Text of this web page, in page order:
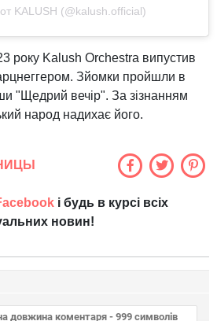
KALUSH (@kalush.official)
року Kalush Orchestra випустив
Зйомки пройшли в
"Щедрий вечір". За зізнанням
народ надихає його.
і будь в курсі всіх
новин!